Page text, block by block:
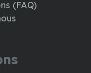
(FAQ)